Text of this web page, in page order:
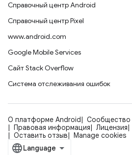
Справочный центр Android
Справочный центр Pixel
www.android.com
Google Mobile Services
Сайт Stack Overflow
Система отслеживания ошибок
О платформе Android
Сообщество
Правовая информация
Лицензия
Оставить отзыв
Manage cookies